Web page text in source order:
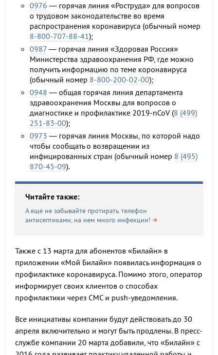
0976 — горячая линия «Роструда» для вопросов
о трудовом законодательстве во время
распространения коронавируса (обычный номер
8-800-707-88-41);
0987 — горячая линия «Здоровая Россия»
Министерства здравоохранения РФ, где можно
получить информацию по теме коронавируса
(обычный номер 8-800-200-02-00);
0948 — общая горячая линия департамента
здравоохранения Москвы для вопросов о
диагностике и профилактике 2019-nCoV (8 (499)
251-83-00);
0973 — горячая линия Москвы, по которой надо
чтобы сообщать о возвращении из
инфицированных стран (обычный номер 8 (495)
870-45-09).
Читайте также:
А еще не забывайте протирать телефон
антисептиками, на нем много инфекции!
Также с 13 марта для абонентов «Билайн» в
приложении «Мой Билайн» появилась информация о
профилактике коронавируса. Помимо этого, оператор
информирует своих клиентов о способах
профилактики через СМС и push-уведомления.
Все инициативы компании будут действовать до 30
апреля включительно и могут быть продлены. В пресс-
службе компании 20 марта добавили, что «Билайн» с